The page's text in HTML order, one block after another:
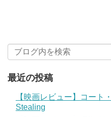
最近の投稿
【映画レビュー】コート
Stealing